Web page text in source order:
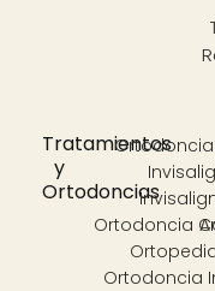
Tratamientos
y
Ortodoncias
Ortodoncia
Ortodoncia